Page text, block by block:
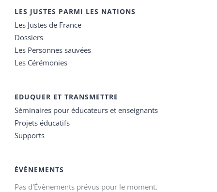
LES JUSTES PARMI LES NATIONS
Les Justes de France
Dossiers
Les Personnes sauvées
Les Cérémonies
EDUQUER ET TRANSMETTRE
Séminaires pour éducateurs et enseignants
Projets éducatifs
Supports
ÉVÉNEMENTS
Pas d'Évènements prévus pour le moment.